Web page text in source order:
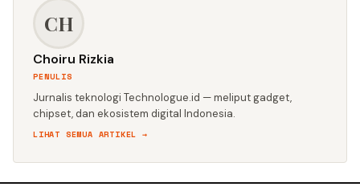
CH
Choiru Rizkia
PENULIS
Jurnalis teknologi Technologue.id — meliput gadget,
chipset, dan ekosistem digital Indonesia.
LIHAT SEMUA ARTIKEL →